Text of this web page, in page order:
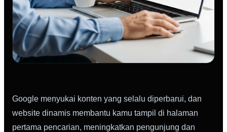
Google menyukai konten yang selalu diperbarui, dan
website dinamis membantu kamu tampil di halaman
pertama pencarian, meningkatkan pengunjung dan